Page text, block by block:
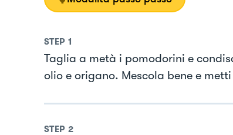
STEP 1
Taglia a metà i pomodorini e
olio e origano. Mescola bene e
STEP 2